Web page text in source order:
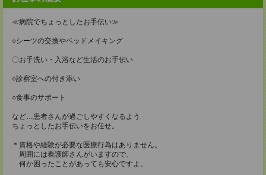
≪病院でちょっとしたお手伝い≫
○シーツの交換やベッドメイキング
〇お手洗い・入浴など生活のお手伝い
○診察室への付き添い
○食事のサポート
など…患者さんが過ごしやすくなるよう
ちょっとしたお手伝いをお任せ。
＊資格や経験が必要な医療行為はありません。
周囲には看護師さんがいますので、
何か困ったことがあっても安心ですよ。